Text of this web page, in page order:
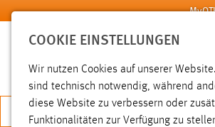
Zum Hauptinhalt springen
JETZT BEWERBEN
COOKIE EINSTELLUNGEN
Wir nutzen Cookies auf unserer
sind technisch notwendig, während
diese Website zu verbessern oder
Funktionalitäten zur Verfügung zu